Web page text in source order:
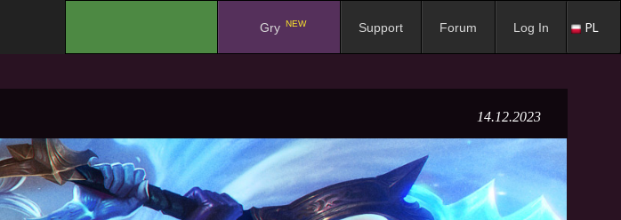
Gry NEW Support Forum Log In PL
14.12.2023